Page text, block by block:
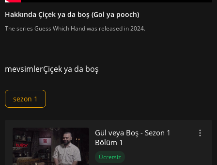
Hakkında Çiçek ya da boş (Gol ya pooch)
The series Guess Which Hand was released in 2024.
mevsimlerÇiçek ya da boş
sezon 1
Gül veya Boş - Sezon 1
Bölüm 1
Ücretsiz